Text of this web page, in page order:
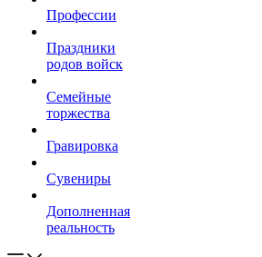
Профессии
Праздники
родов войск
Семейные
торжества
Гравировка
Сувениры
Дополненная
реальность